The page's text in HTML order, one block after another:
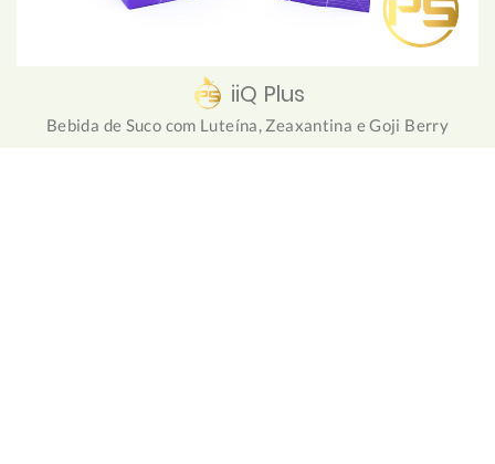
iiQ Plus
Bebida de Suco com Luteína, Zeaxantina e Goji Berry